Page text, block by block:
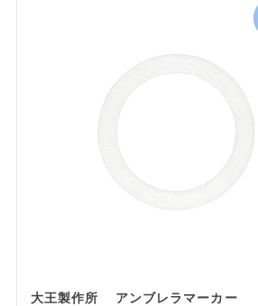
大王製作所 アンブレラマーカー